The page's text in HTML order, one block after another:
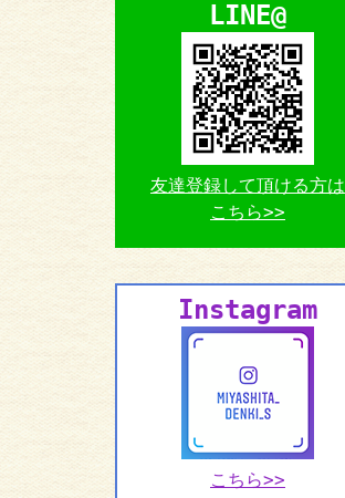
LINE@
友達登録して頂ける方は
こちら>>
Instagram
こちら>>